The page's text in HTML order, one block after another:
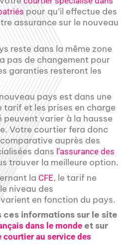
pour qu’il effectue des
assurance sur le nouveau
reste dans la même zone
pas de changement pour
garanties resteront les
pays est dans une
tarif et les prises en charge
peuvent varier à la hausse
Votre courtier fera donc
auprès des
dans l’assurance des
trouver la meilleure option.
la CFE, le tarif ne
niveau des
en fonction du pays.
ces informations sur le site
dans le monde et sur
courtier au service des